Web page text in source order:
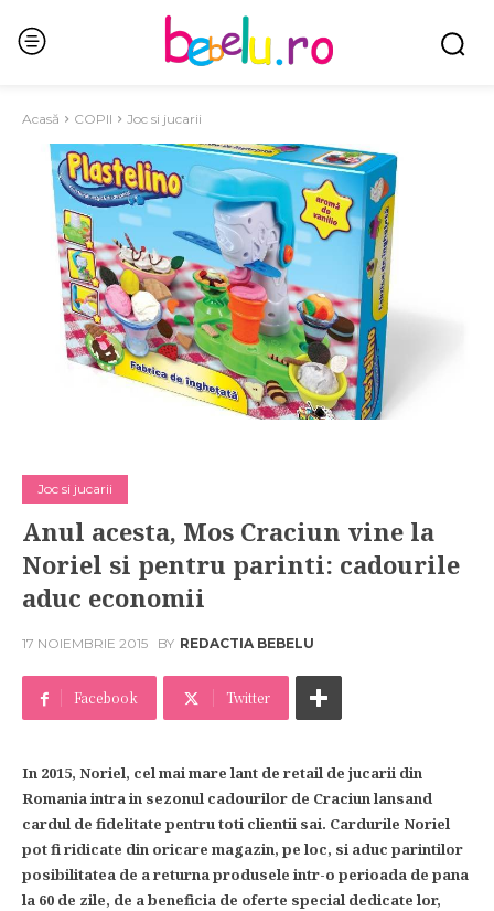
Acasă COPII Joc si jucarii
Joc si jucarii
Anul acesta, Mos Craciun vine la
Noriel si pentru parinti: cadourile
aduc economii
17 NOIEMBRIE 2015 BY REDACTIA BEBELU
Facebook Twitter
In 2015, Noriel, cel mai mare lant de retail de jucarii din
Romania intra in sezonul cadourilor de Craciun lansand
cardul de fidelitate pentru toti clientii sai. Cardurile Noriel
pot fi ridicate din oricare magazin, pe loc, si aduc parintilor
posibilitatea de a returna produsele intr-o perioada de pana
la 60 de zile, de a beneficia de oferte special dedicate lor,